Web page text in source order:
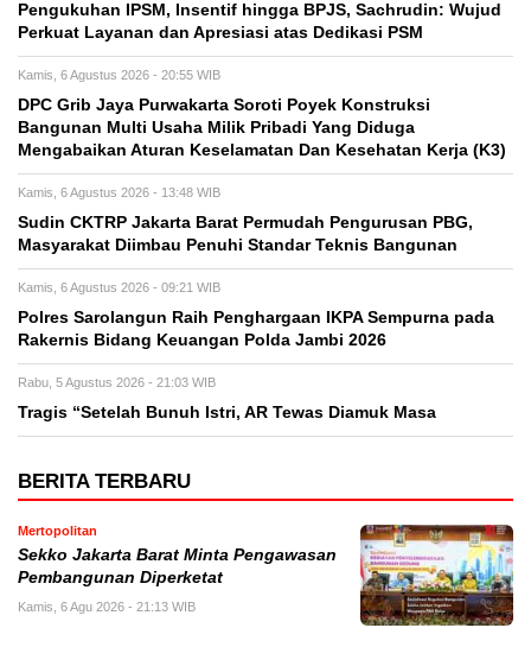
Pengukuhan IPSM, Insentif hingga BPJS, Sachrudin: Wujud
Perkuat Layanan dan Apresiasi atas Dedikasi PSM
Kamis, 6 Agustus 2026 - 20:55 WIB
DPC Grib Jaya Purwakarta Soroti Poyek Konstruksi
Bangunan Multi Usaha Milik Pribadi Yang Diduga
Mengabaikan Aturan Keselamatan Dan Kesehatan Kerja (K3)
Kamis, 6 Agustus 2026 - 13:48 WIB
Sudin CKTRP Jakarta Barat Permudah Pengurusan PBG,
Masyarakat Diimbau Penuhi Standar Teknis Bangunan
Kamis, 6 Agustus 2026 - 09:21 WIB
Polres Sarolangun Raih Penghargaan IKPA Sempurna pada
Rakernis Bidang Keuangan Polda Jambi 2026
Rabu, 5 Agustus 2026 - 21:03 WIB
Tragis “Setelah Bunuh Istri, AR Tewas Diamuk Masa
BERITA TERBARU
Mertopolitan
Sekko Jakarta Barat Minta Pengawasan
Pembangunan Diperketat
Kamis, 6 Agu 2026 - 21:13 WIB